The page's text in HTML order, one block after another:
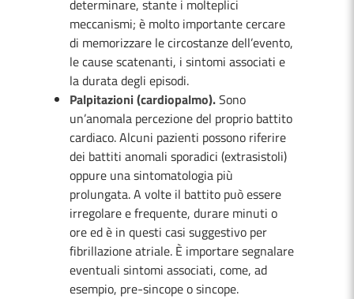
determinare, stante i molteplici
meccanismi; è molto importante cercare
di memorizzare le circostanze dell’evento,
le cause scatenanti, i sintomi associati e
la durata degli episodi.
Palpitazioni (cardiopalmo).Sono
un’anomala percezione del proprio battito
cardiaco. Alcuni pazienti possono riferire
dei battiti anomali sporadici (extrasistoli)
oppure una sintomatologia più
prolungata. A volte il battito può essere
irregolare e frequente, durare minuti o
ore ed è in questi casi suggestivo per
fibrillazione atriale. È importare segnalare
eventuali sintomi associati, come, ad
esempio, pre-sincope o sincope.